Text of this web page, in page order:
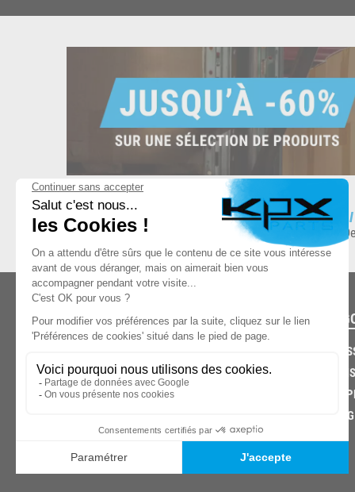
ESPACE DE STOCKAGE
8.500 produits en stock
03.85.32.96.74
© 2026 - KPX PARTS - SITE CRÉÉ PARLET'S CLIC